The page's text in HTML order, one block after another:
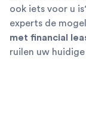
ook iets voor u
experts de
met financial
ruilen uw